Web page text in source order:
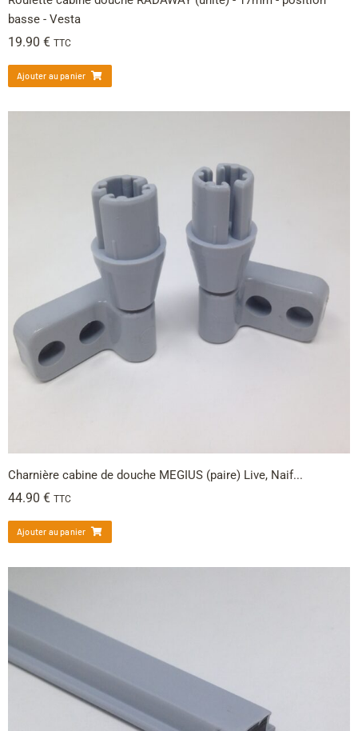
basse - Vesta
19.90 € TTC
Ajouter au panier
Charnière cabine de douche MEGIUS (paire) Live, Naif...
44.90 € TTC
Ajouter au panier